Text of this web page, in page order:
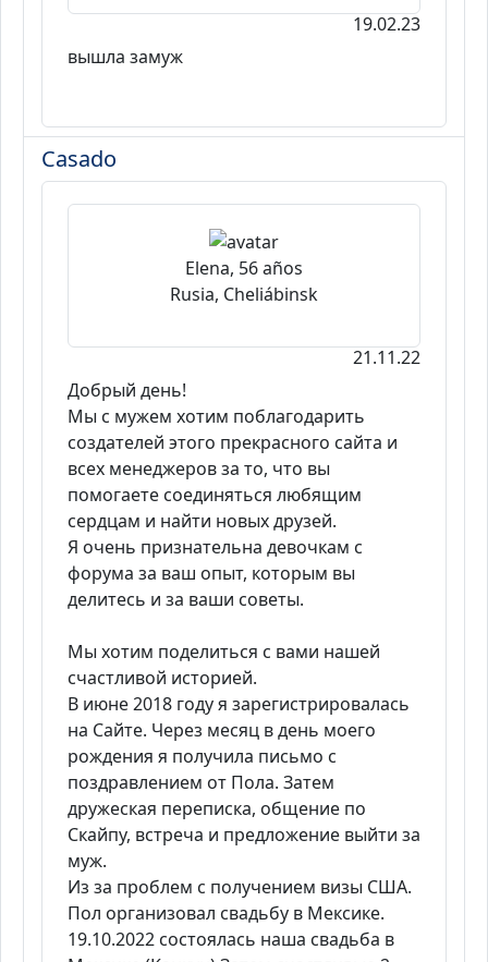
19.02.23
вышла замуж
Casado
Elena, 56 años
Rusia, Cheliábinsk
21.11.22
Добрый день!
Мы с мужем хотим поблагодарить
создателей этого прекрасного сайта и
всех менеджеров за то, что вы
помогаете соединяться любящим
сердцам и найти новых друзей.
Я очень признательна девочкам с
форума за ваш опыт, которым вы
делитесь и за ваши советы.
Мы хотим поделиться с вами нашей
счастливой историей.
В июне 2018 году я зарегистрировалась
на Сайте. Через месяц в день моего
рождения я получила письмо с
поздравлением от Пола. Затем
дружеская переписка, общение по
Скайпу, встреча и предложение выйти за
муж.
Из за проблем с получением визы США.
Пол организовал свадьбу в Мексике.
19.10.2022 состоялась наша свадьба в